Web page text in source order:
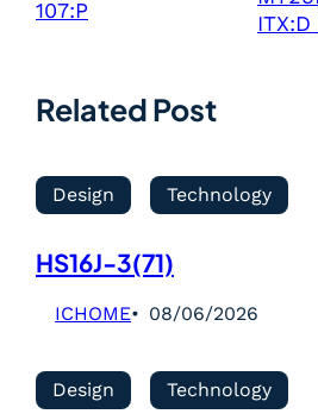
107:P
ITX:D
Related Post
Design Technology
HS16J-3(71)
ICHOME 08/06/2026
Design Technology